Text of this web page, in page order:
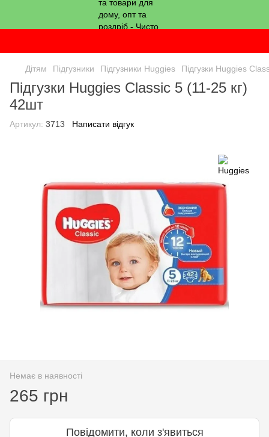
Дітям Підгузники Підгузники Huggies Підгузки Huggies
Підгузки Huggies Classic 5 (11-25 кг)
42шт
Артикул: 3713 Написати відгук
Немає в наявності
265 грн
Повідомити, коли з'явиться